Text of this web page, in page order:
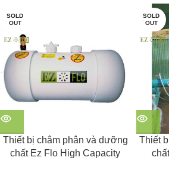
SOLD
OUT
Thiết bị châm phân và dưỡng
chất Ez Flo High Capacity
SOLD
OUT
Thiết